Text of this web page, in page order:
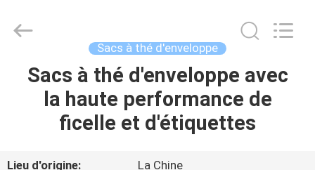
MAISON
chaud
Sacs à thé d'enveloppe
Sacs à thé d'enveloppe avec
la haute performance de
ficelle et d'étiquettes
Lieu d'origine:
La Chine